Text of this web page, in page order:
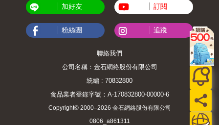
加好友 訂閱
粉絲團 追蹤
聯絡我們
公司名稱：金石網絡股份有限公司
統編 : 70832800
食品業者登錄字號：A-170832800-00000-6
Copyright© 2000–2026 金石網絡股份有限公司
0806_a861311